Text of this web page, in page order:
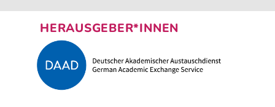
HERAUSGEBER*INNEN